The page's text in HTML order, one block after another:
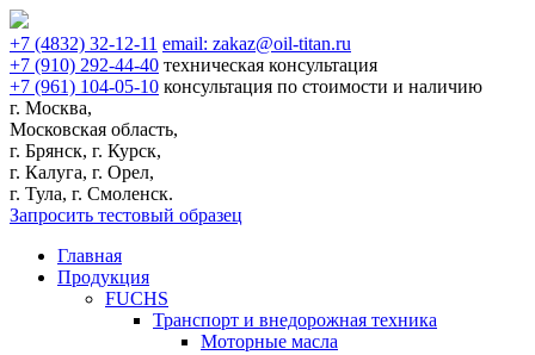
+7 (4832) 32-12-11 email: zakaz@oil-titan.ru
+7 (910) 292-44-40 техническая консультация
+7 (961) 104-05-10 консультация по стоимости и наличию
г. Москва,
Московская область,
г. Брянск, г. Курск,
г. Калуга, г. Орел,
г. Тула, г. Смоленск.
Запросить тестовый образец
Главная
Продукция
FUCHS
Транспорт и внедорожная техника
Моторные масла